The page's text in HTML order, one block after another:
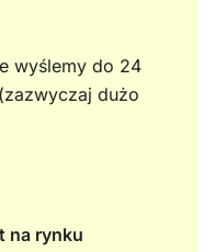
wyślemy do 24
dużo
na rynku